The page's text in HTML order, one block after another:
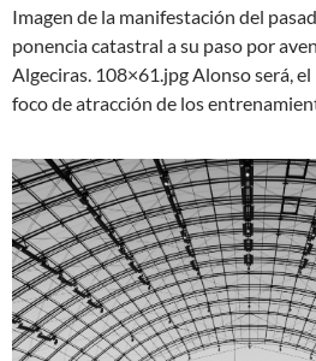
Imagen de la manifestación del
ponencia catastral a su paso por
Algeciras. 108×61.jpg Alonso será,
foco de atracción de los